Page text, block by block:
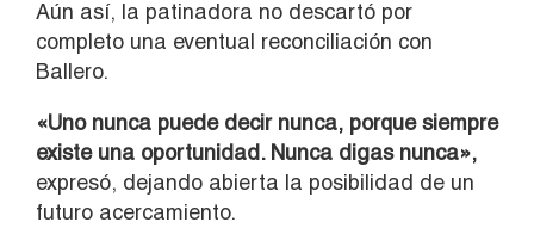
Aún así, la patinadora no descartó por
completo una eventual reconciliación con
Ballero.
«Uno nunca puede decir nunca, porque siempre
existe una oportunidad. Nunca digas nunca»,
expresó, dejando abierta la posibilidad de un
futuro acercamiento.